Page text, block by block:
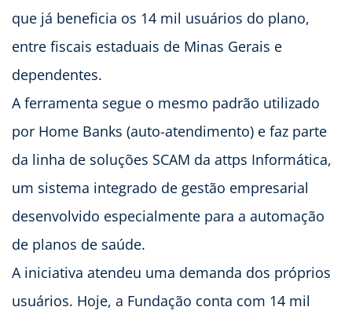
que já beneficia os 14 mil usuários do plano,
entre fiscais estaduais de Minas Gerais e
dependentes.
A ferramenta segue o mesmo padrão utilizado
por Home Banks (auto-atendimento) e faz parte
da linha de soluções SCAM da attps Informática,
um sistema integrado de gestão empresarial
desenvolvido especialmente para a automação
de planos de saúde.
A iniciativa atendeu uma demanda dos próprios
usuários. Hoje, a Fundação conta com 14 mil